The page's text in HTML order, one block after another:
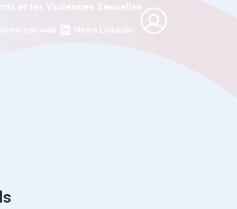
et les Violences Sexuelles
Notre site web Notre LinkedIn